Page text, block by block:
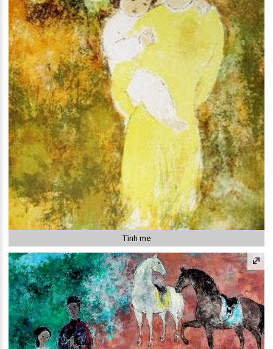
Tình mẹ